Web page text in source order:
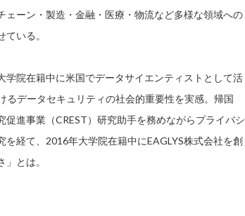
ェーン・製造・金融・医療・物流など多様な領域への
いる。
学院在籍中に米国でデータサイエンティストとして活
データセキュリティの社会的重要性を実感。帰国
進事業（CREST）研究助手を務めながらプライバシ
経て、2016年大学院在籍中にEAGLYS株式会社を創
とは。